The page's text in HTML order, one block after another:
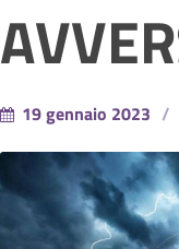
19 gennaio 2023